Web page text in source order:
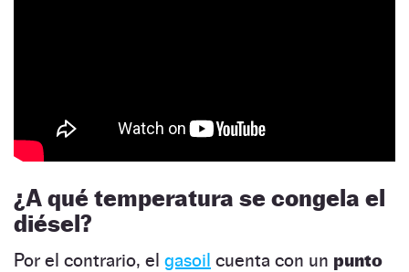
¿A qué temperatura se congela el
diésel?
Por el contrario, el gasoil cuenta con un punto